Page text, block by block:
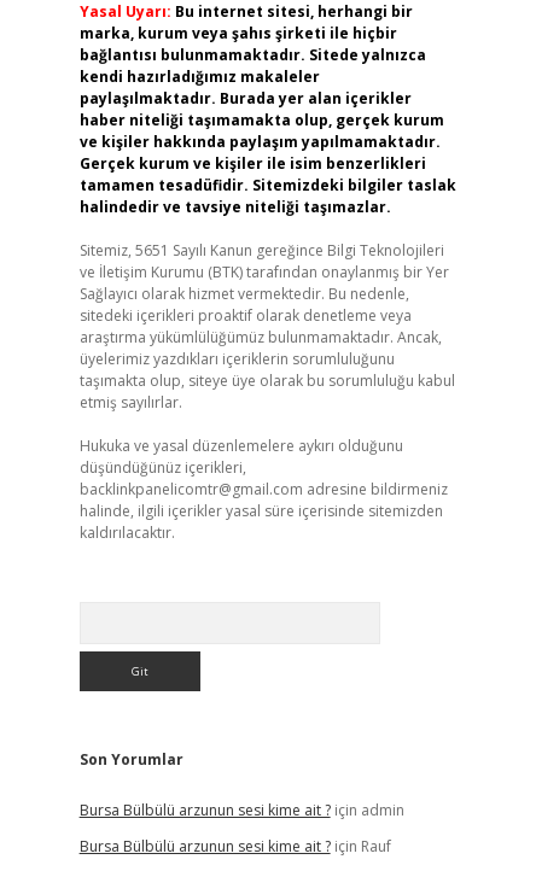
Yasal Uyarı: Bu internet sitesi, herhangi bir
marka, kurum veya şahıs şirketi ile hiçbir
bağlantısı bulunmamaktadır. Sitede yalnızca
kendi hazırladığımız makaleler
paylaşılmaktadır. Burada yer alan içerikler
haber niteliği taşımamakta olup, gerçek kurum
ve kişiler hakkında paylaşım yapılmamaktadır.
Gerçek kurum ve kişiler ile isim benzerlikleri
tamamen tesadüfidir. Sitemizdeki bilgiler taslak
halindedir ve tavsiye niteliği taşımazlar.
Sitemiz, 5651 Sayılı Kanun gereğince Bilgi Teknolojileri
ve İletişim Kurumu (BTK) tarafından onaylanmış bir Yer
Sağlayıcı olarak hizmet vermektedir. Bu nedenle,
sitedeki içerikleri proaktif olarak denetleme veya
araştırma yükümlülüğümüz bulunmamaktadır. Ancak,
üyelerimiz yazdıkları içeriklerin sorumluluğunu
taşımakta olup, siteye üye olarak bu sorumluluğu kabul
etmiş sayılırlar.
Hukuka ve yasal düzenlemelere aykırı olduğunu
düşündüğünüz içerikleri,
backlinkpanelicomtr@gmail.com adresine bildirmeniz
halinde, ilgili içerikler yasal süre içerisinde sitemizden
kaldırılacaktır.
Son Yorumlar
Bursa Bülbülü arzunun sesi kime ait ?için admin
Bursa Bülbülü arzunun sesi kime ait ?için Rauf